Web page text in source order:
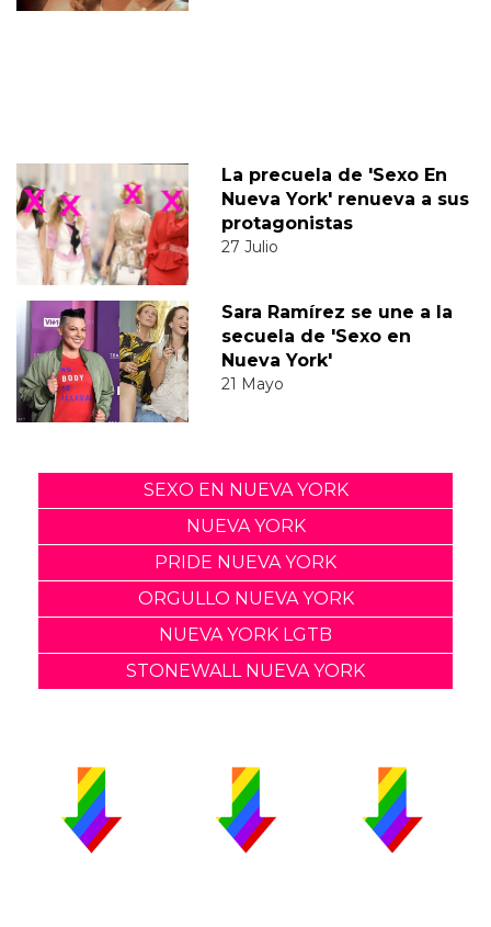
La precuela de 'Sexo En
Nueva York' renueva a sus
protagonistas
27 Julio
Sara Ramírez se une a la
secuela de 'Sexo en
Nueva York'
21 Mayo
SEXO EN NUEVA YORK
NUEVA YORK
PRIDE NUEVA YORK
ORGULLO NUEVA YORK
NUEVA YORK LGTB
STONEWALL NUEVA YORK